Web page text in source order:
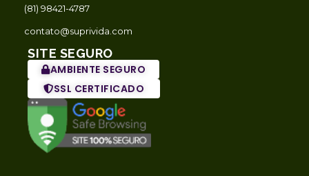
(81) 98421-4787
contato@suprivida.com
SITE SEGURO
AMBIENTE SEGURO
SSL CERTIFICADO